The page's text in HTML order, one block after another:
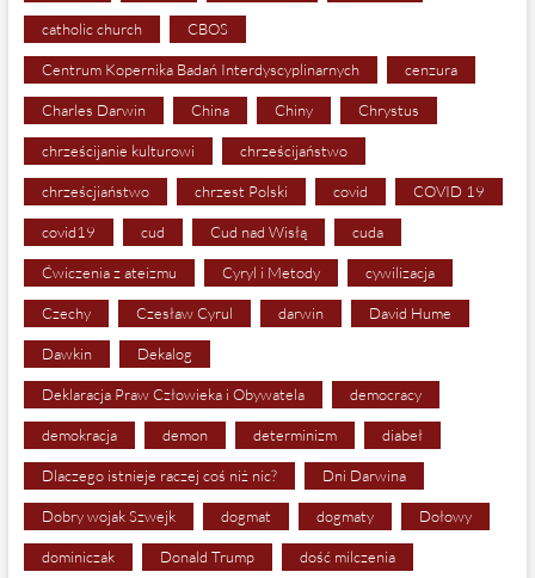
catholic church CBOS
Centrum Kopernika Badań Interdyscyplinarnych cenzura
Charles Darwin China Chiny Chrystus
chrześcijanie kulturowi chrześcijaństwo
chrześcjiaństwo chrzest Polski covid COVID 19
covid19 cud Cud nad Wisłą cuda
Ćwiczenia z ateizmu Cyryl i Metody cywilizacja
Czechy Czesław Cyrul darwin David Hume
Dawkin Dekalog
Deklaracja Praw Człowieka i Obywatela democracy
demokracja demon determinizm diabeł
Dlaczego istnieje raczej coś niż nic? Dni Darwina
Dobry wojak Szwejk dogmat dogmaty Dołowy
dominiczak Donald Trump dość milczenia